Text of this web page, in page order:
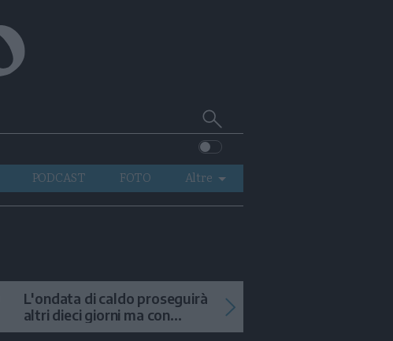
Cerca
su
Trentino
PODCAST FOTO
Altre
VIDEO
L'ondata di caldo proseguirà
altri dieci giorni ma con
temporali